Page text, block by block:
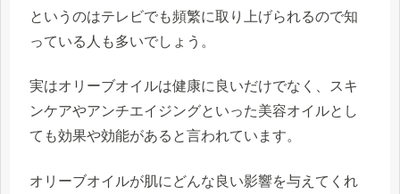
というのはテレビでも頻繁に取り上げられるので知
っている人も多いでしょう。
実はオリーブオイルは健康に良いだけでなく、スキ
ンケアやアンチエイジングといった美容オイルとし
ても効果や効能があると言われています。
オリーブオイルが肌にどんな良い影響を与えてくれ